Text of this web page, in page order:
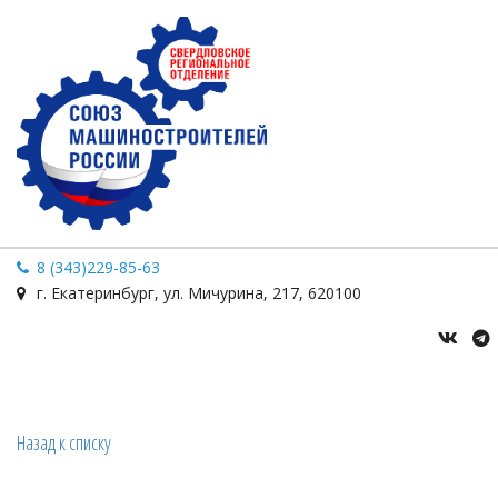
8 (343)229-85-63
г. Екатеринбург, ул. Мичурина, 217, 620100
Назад к списку